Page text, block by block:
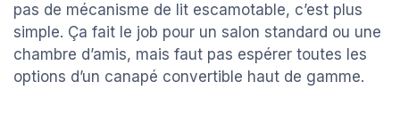
pas de mécanisme de lit escamotable, c’est plus
simple. Ça fait le job pour un salon standard ou une
chambre d’amis, mais faut pas espérer toutes les
options d’un canapé convertible haut de gamme.